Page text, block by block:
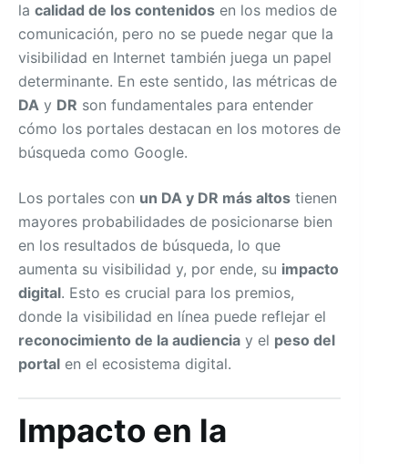
la calidad de los contenidos en los medios de
comunicación, pero no se puede negar que la
visibilidad en Internet también juega un papel
determinante. En este sentido, las métricas de
DA y DR son fundamentales para entender
cómo los portales destacan en los motores de
búsqueda como Google.
Los portales con un DA y DR más altos tienen
mayores probabilidades de posicionarse bien
en los resultados de búsqueda, lo que
aumenta su visibilidad y, por ende, su impacto
digital. Esto es crucial para los premios,
donde la visibilidad en línea puede reflejar el
reconocimiento de la audiencia y el peso del
portal en el ecosistema digital.
Impacto en la